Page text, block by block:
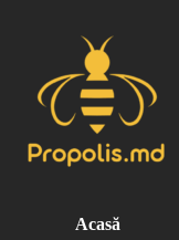
Acasă